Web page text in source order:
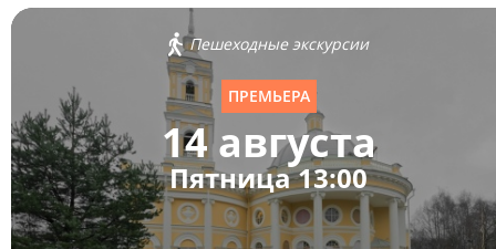
Пешеходные экскурсии
ПРЕМЬЕРА
14 августа
Пятница 13:00